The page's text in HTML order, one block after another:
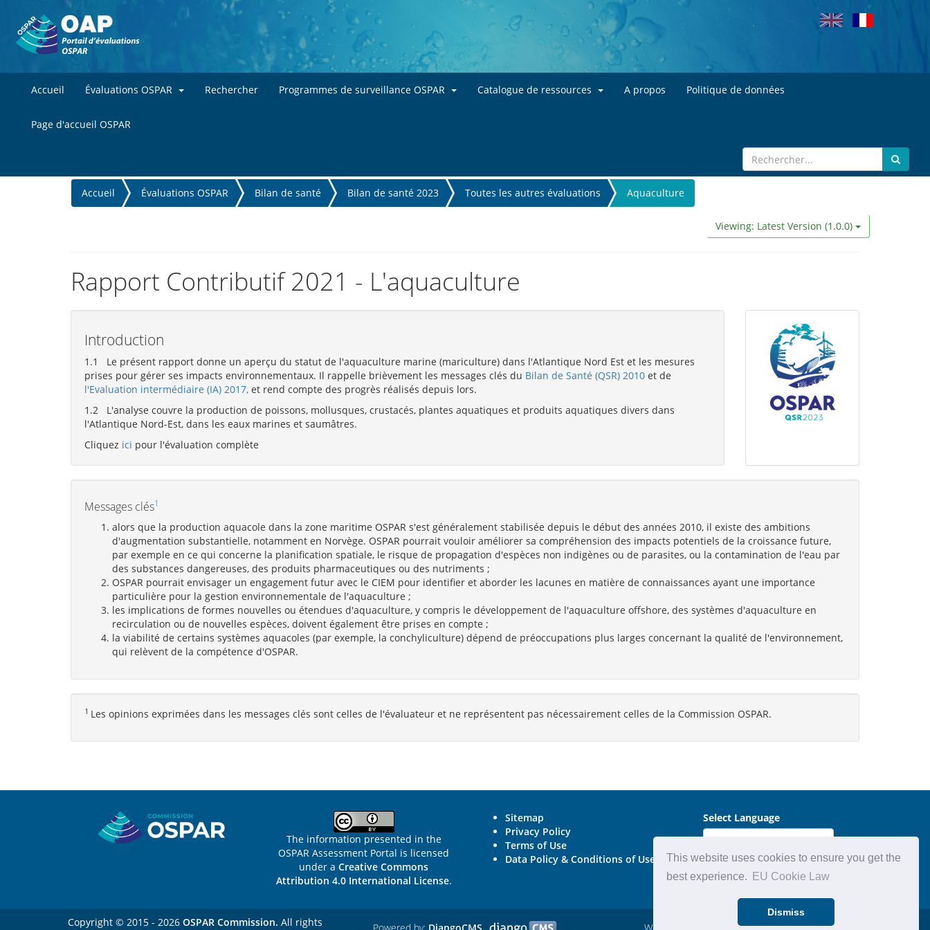
This website uses cookies to ensure you get the
best experience.
EU Cookie Law
Dismiss
Skip to main content
Accueil Évaluations OSPAR Rechercher Programmes de surveillance OSPAR Catalogue de ressources A propos Politique de données
Page d'accueil OSPAR
You
are
Accueil Évaluations OSPAR Bilan de santé Bilan de santé 2023 Toutes les autres évaluations Aquaculture
Viewing: Latest Version (1.0.0)
Rapport Contributif 2021 - L'aquaculture
Introduction
1.1 Le présent rapport donne un aperçu du statut de l'aquaculture marine (mariculture) dans l'Atlantique Nord Est et les mesures
prises pour gérer ses impacts environnementaux. Il rappelle brièvement les messages clés du Bilan de Santé (QSR) 2010 et de
l'Evaluation intermédiaire (IA) 2017, et rend compte des progrès réalisés depuis lors.
1.2 L'analyse couvre la production de poissons, mollusques, crustacés, plantes aquatiques et produits aquatiques divers dans
l'Atlantique Nord-Est, dans les eaux marines et saumâtres.
Cliquez ici pour l'évaluation complète
Messages clés1
alors que la production aquacole dans la zone maritime OSPAR s'est généralement stabilisée depuis le début des années 2010, il existe des ambitions
d'augmentation substantielle, notamment en Norvège. OSPAR pourrait vouloir améliorer sa compréhension des impacts potentiels de la croissance future,
par exemple en ce qui concerne la planification spatiale, le risque de propagation d'espèces non indigènes ou de parasites, ou la contamination de l'eau par
des substances dangereuses, des produits pharmaceutiques ou des nutriments ;
OSPAR pourrait envisager un engagement futur avec le CIEM pour identifier et aborder les lacunes en matière de connaissances ayant une importance
particulière pour la gestion environnementale de l'aquaculture ;
les implications de formes nouvelles ou étendues d'aquaculture, y compris le développement de l'aquaculture offshore, des systèmes d'aquaculture en
recirculation ou de nouvelles espèces, doivent également être prises en compte ;
la viabilité de certains systèmes aquacoles (par exemple, la conchyliculture) dépend de préoccupations plus larges concernant la qualité de l'environnement,
qui relèvent de la compétence d'OSPAR.
1 Les opinions exprimées dans les messages clés sont celles de l'évaluateur et ne représentent pas nécessairement celles de la Commission OSPAR.
The information presented in the
OSPAR Assessment Portal is licensed
under aCreative Commons
Attribution 4.0 International License.
Sitemap
Privacy Policy
Terms of Use
Data Policy & Conditions of Use
Select Language
Copyright © 2015 - 2026 OSPAR Commission. All rights